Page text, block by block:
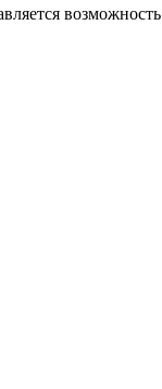
возможность